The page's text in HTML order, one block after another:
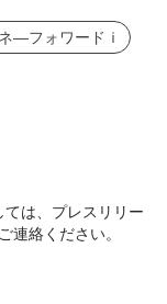
―フォワードｉ
は、プレスリリー
連絡ください。